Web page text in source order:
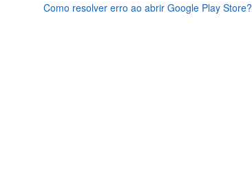
Como resolver erro ao abrir Google Play Store?